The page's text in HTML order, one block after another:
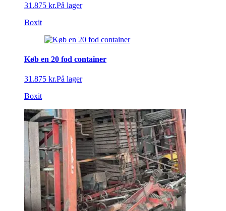
31.875 kr.På lager
Boxit
Køb en 20 fod container
31.875 kr.På lager
Boxit